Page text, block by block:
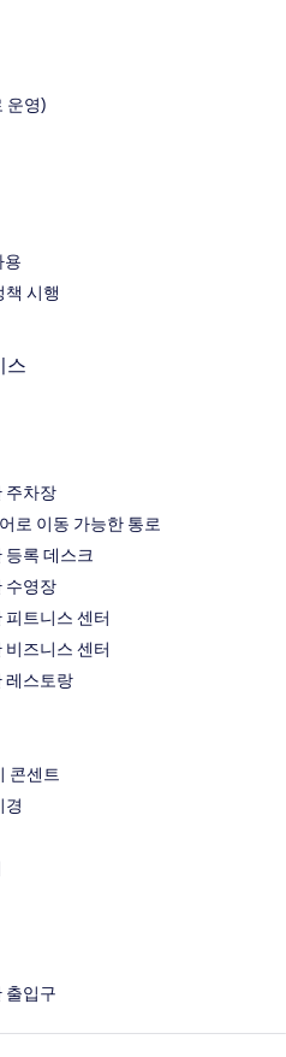
운영)
용
책 시행
스
주차장
로 이동 가능한 통로
등록 데스크
수영장
트니스 센터
즈니스 센터
레스토랑
콘센트
경
출입구